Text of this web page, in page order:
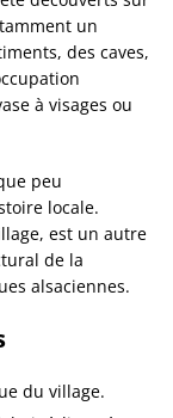
un
des caves,
à visages ou
peu
locale.
est un autre
de la
alsaciennes.
du village.